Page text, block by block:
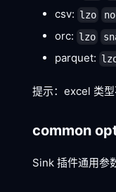
csv: lzo
orc: lzo
parquet:
提示：excel 类
common
Sink 插件通用参